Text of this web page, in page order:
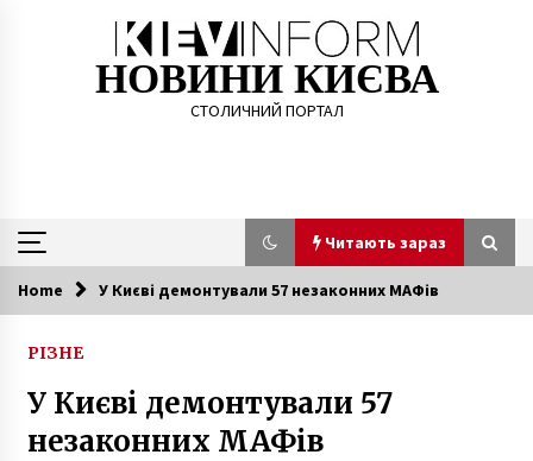
НОВИНИ КИЄВА
СТОЛИЧНИЙ ПОРТАЛ
Читають зараз
Читають зараз
двотижневий локдаун на новорічні свята
6 років ago
Home У Києві демонтували 57 незаконних МАФів
РІЗНЕ
У Києві демонтували 57
незаконних МАФів